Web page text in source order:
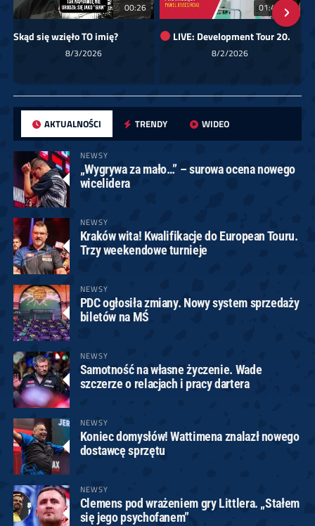
00:26
Skąd się wzięło TO imię?
8/3/2026
01:40:24
LIVE: Development Tour 20.
8/2/2026
AKTUALNOŚCI TRENDY WIDEO
NEWSY
„Wygrywa za mało…” – surowa ocena nowego
wicelidera
NEWSY
Kraków wita! Kwalifikacje do European Touru.
Trzy weekendowe turnieje
NEWSY
PDC ogłosiła zmiany. Nowy system sprzedaży
biletów na MŚ
NEWSY
Samotność na własne życzenie. Wade
szczerze o relacjach i pracy dartera
NEWSY
Koniec domysłów! Wattimena znalazł nowego
dostawcę sprzętu
NEWSY
Clemens pod wrażeniem gry Littlera. „Stałem
się jego psychofanem”